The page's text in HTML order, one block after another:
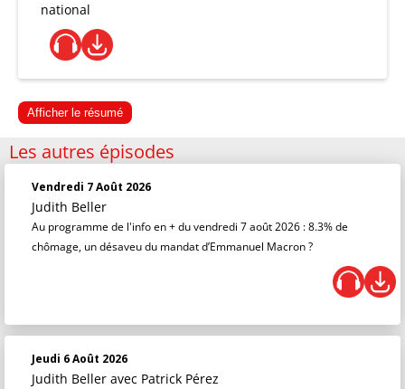
national
Afficher le résumé
Les autres épisodes
Vendredi 7 Août 2026
Judith Beller
Au programme de l'info en + du vendredi 7 août 2026 : 8.3% de
chômage, un désaveu du mandat d’Emmanuel Macron ?
Jeudi 6 Août 2026
Judith Beller avec Patrick Pérez